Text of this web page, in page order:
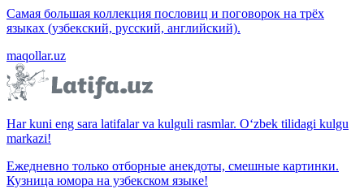
Самая большая коллекция пословиц и поговорок на трёх
языках (узбекский, русский, английский).
maqollar.uz
Har kuni eng sara latifalar va kulguli rasmlar. O‘zbek tilidagi kulgu
markazi!
Ежедневно только отборные анекдоты, смешные картинки.
Кузница юмора на узбекском языке!